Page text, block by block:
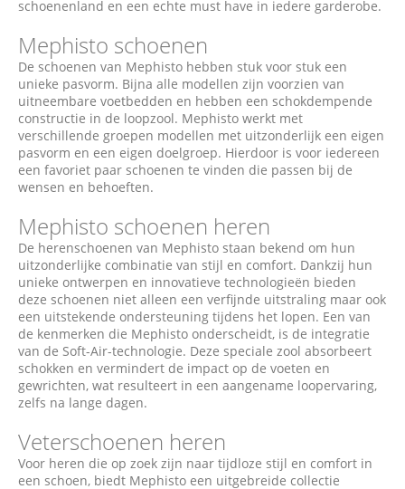
schoenenland en een echte must have in iedere garderobe.
Mephisto schoenen
De schoenen van Mephisto hebben stuk voor stuk een
unieke pasvorm. Bijna alle modellen zijn voorzien van
uitneembare voetbedden en hebben een schokdempende
constructie in de loopzool. Mephisto werkt met
verschillende groepen modellen met uitzonderlijk een eigen
pasvorm en een eigen doelgroep. Hierdoor is voor iedereen
een favoriet paar schoenen te vinden die passen bij de
wensen en behoeften.
Mephisto schoenen heren
De herenschoenen van Mephisto staan bekend om hun
uitzonderlijke combinatie van stijl en comfort. Dankzij hun
unieke ontwerpen en innovatieve technologieën bieden
deze schoenen niet alleen een verfijnde uitstraling maar ook
een uitstekende ondersteuning tijdens het lopen. Een van
de kenmerken die Mephisto onderscheidt, is de integratie
van de Soft-Air-technologie. Deze speciale zool absorbeert
schokken en vermindert de impact op de voeten en
gewrichten, wat resulteert in een aangename loopervaring,
zelfs na lange dagen.
Veterschoenen heren
Voor heren die op zoek zijn naar tijdloze stijl en comfort in
een schoen, biedt Mephisto een uitgebreide collectie